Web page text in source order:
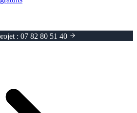
: 07 82 80 51 40